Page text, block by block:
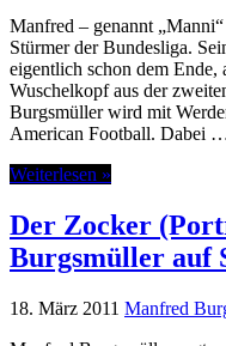
Manfred – genannt
Stürmer der Bundesliga.
eigentlich schon dem Ende,
Wuschelkopf aus der
Burgsmüller wird mit
American Football. Dabei
Weiterlesen »
Der Zocker
Burgsmüller auf
18. März 2011 Manfred